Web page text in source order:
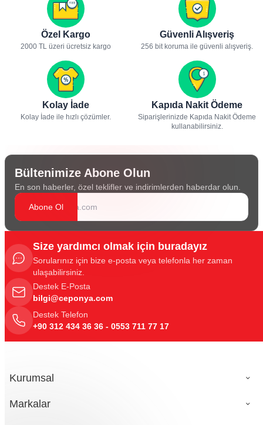
Özel Kargo
2000 TL üzeri ücretsiz kargo
Güvenli Alışveriş
256 bit koruma ile güvenli alışveriş.
Kolay İade
Kolay İade ile hızlı çözümler.
Kapıda Nakit Ödeme
Siparişlerinizde Kapıda Nakit Ödeme
kullanabilirsiniz.
Bültenimize Abone Olun
En son haberler, özel teklifler ve indirimlerden haberdar olun.
Abone Ol
Size yardımcı olmak için buradayız
Sorularınız için bize e-posta veya telefonla her zaman
ulaşabilirsiniz.
Destek E-Posta
bilgi@ceponya.com
Destek Telefon
+90 312 434 36 36 - 0553 711 77 17
Kurumsal
Markalar